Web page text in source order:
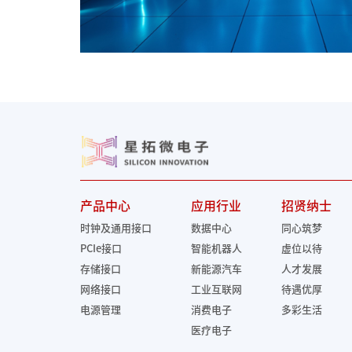
产品中心
时钟及通用接口
PCIe接口
存储接口
网络接口
电源管理
应用行业
数据中心
智能机器人
新能源汽车
工业互联网
消费电子
医疗电子
招贤纳士
同心筑梦
虚位以待
人才发展
待遇优厚
多彩生活